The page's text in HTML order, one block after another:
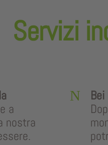
Servizi
a
nostra
N